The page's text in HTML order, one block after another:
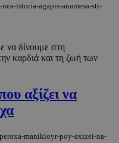
istoria-agapis-anamesa-sti-
να δίνουμε στη
καρδιά και τη ζωή των
αξίζει να
manikioyr-poy-axizei-na-